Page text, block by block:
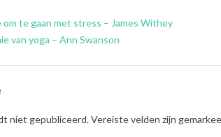
om te gaan met stress – James Withey
van yoga – Ann Swanson
niet gepubliceerd.Vereiste velden zijn